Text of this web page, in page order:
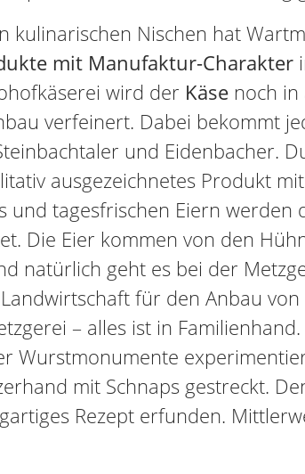
kulinarischen Nischen hat
mit Manufaktur-Charakter
wird der Käse noch
verfeinert. Dabei bekommt
und Eidenbacher.
ausgezeichnetes Produkt
und tagesfrischen Eiern
Die Eier kommen von den
natürlich geht es bei der
für den Anbau
– alles ist in
Wurstmonumente
mit Schnaps gestreckt.
Rezept erfunden.